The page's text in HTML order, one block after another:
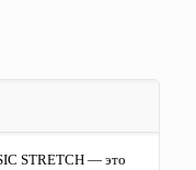
STRETCH — это